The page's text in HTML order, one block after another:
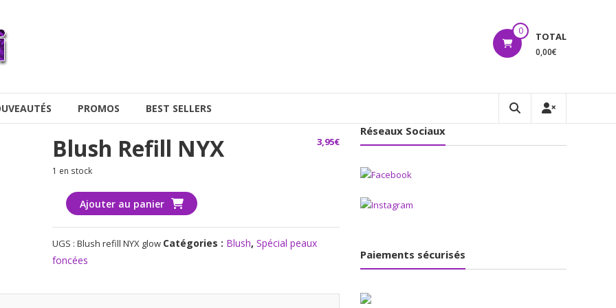
0 TOTAL
0,00€
PROMOS BEST SELLERS
Blush Refill NYX 3,95€
1 en stock
quantité
Blush
refill
NYX
Ajouter au panier
UGS :Blush refill NYX glow Catégories : Blush,Spécial peaux
foncées
Réseaux Sociaux
Paiements sécurisés